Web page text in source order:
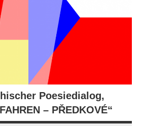
Poesiedialog,
– PŘEDKOVÉ“